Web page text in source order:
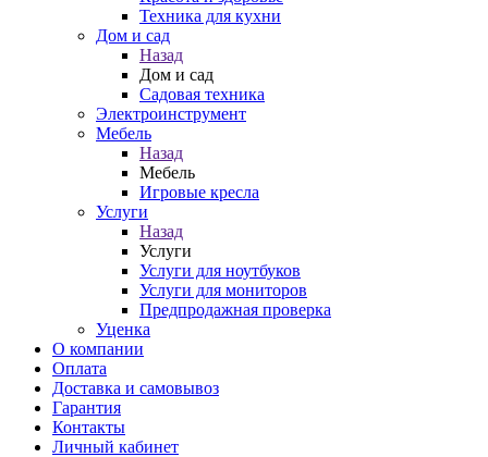
Техника для кухни
Дом и сад
Назад
Дом и сад
Садовая техника
Электроинструмент
Мебель
Назад
Мебель
Игровые кресла
Услуги
Назад
Услуги
Услуги для ноутбуков
Услуги для мониторов
Предпродажная проверка
Уценка
О компании
Оплата
Доставка и самовывоз
Гарантия
Контакты
Личный кабинет